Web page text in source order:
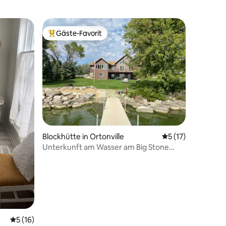
Bewertungen
Durchschnittliche Bewertung: 5 von 5, 16 Bewertungen
5 (16)
Beliebter Gäste-Favorit.
Gäste-Favorit
Blockhütte in Ortonville Durchschnittliche
5 (17)
Unterkunft am Wasser am Big Stone